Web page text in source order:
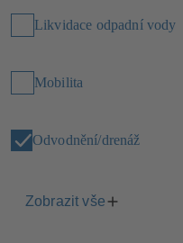
Likvidace odpadní vody
Mobilita
Odvodnění/drenáž
Zobrazit vše